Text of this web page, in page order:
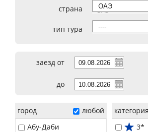
страна ОАЭ
тип тура ----
заезд от
до
город
любой
Абу-Даби
категория
3*